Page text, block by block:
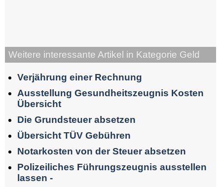
Weitere interessante Artikel in Kategorie Geld
Verjährung einer Rechnung
Ausstellung Gesundheitszeugnis Kosten
Übersicht
Die Grundsteuer absetzen
Übersicht TÜV Gebühren
Notarkosten von der Steuer absetzen
Polizeiliches Führungszeugnis ausstellen
lassen -